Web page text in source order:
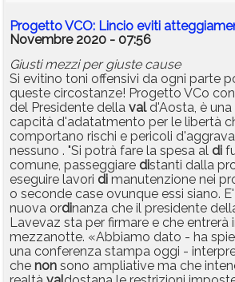
Progetto VCO: Lincio eviti
Novembre 2020 - 07:56
Giusti mezzi per giuste cause
Si evitino toni offensivi da ogni parte
queste circostanze! Progetto VCo
del Presidente della vald'Aosta, è una
capcità d'adatatmento per le libertà
comportano rischi e pericoli
nessuno . "Si potrà fare la spesa al di
comune, passeggiare distanti dalla
eseguire lavori di manutenzione nei
o seconde case ovunque essi siano.
nuova ordinanza che il presidente
Lavevaz sta per firmare e che entrerà
mezzanotte. «Abbiamo dato - ha
una conferenza stampa oggi -
che non sono ampliative ma che